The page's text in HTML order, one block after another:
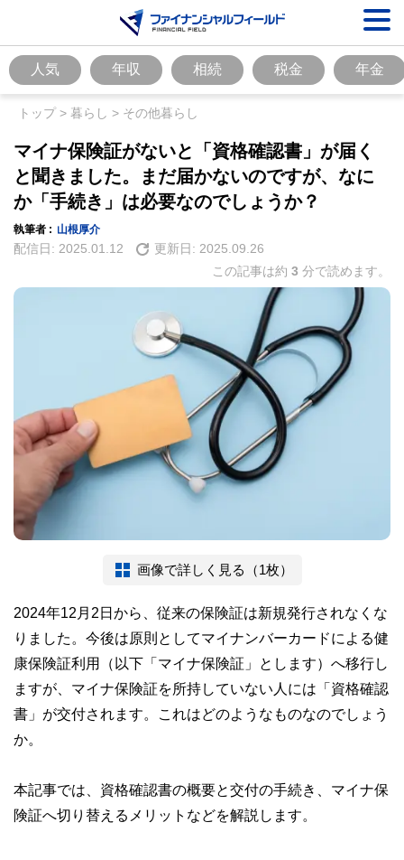
人気 年収 相続 税金 年金
トップ> 暮らし > その他暮らし
マイナ保険証がないと「資格確認書」が届く
と聞きました。まだ届かないのですが、なに
か「手続き」は必要なのでしょうか？
執筆者 : 山根厚介
配信日: 2025.01.12 更新日: 2025.09.26
この記事は約 3 分で読めます。
画像で詳しく見る（1枚）
2024年12月2日から、従来の保険証は新規発行されなくな
りました。今後は原則としてマイナンバーカードによる健
康保険証利用（以下「マイナ保険証」とします）へ移行し
ますが、マイナ保険証を所持していない人には「資格確認
書」が交付されます。これはどのようなものなのでしょう
か。
本記事では、資格確認書の概要と交付の手続き、マイナ保
険証へ切り替えるメリットなどを解説します。